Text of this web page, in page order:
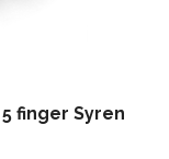
5 finger Syren